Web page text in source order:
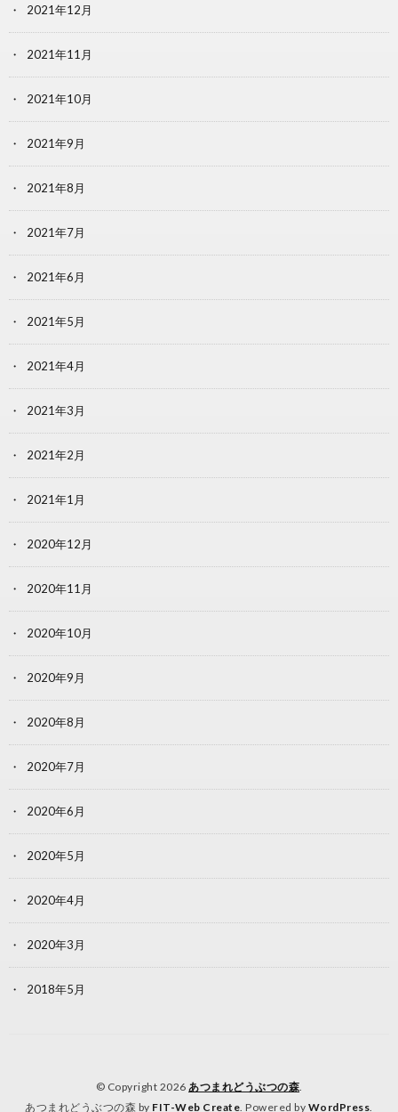
2021年12月
2021年11月
2021年10月
2021年9月
2021年8月
2021年7月
2021年6月
2021年5月
2021年4月
2021年3月
2021年2月
2021年1月
2020年12月
2020年11月
2020年10月
2020年9月
2020年8月
2020年7月
2020年6月
2020年5月
2020年4月
2020年3月
2018年5月
© Copyright 2026 あつまれどうぶつの森.
あつまれどうぶつの森 by FIT-Web Create. Powered by WordPress.